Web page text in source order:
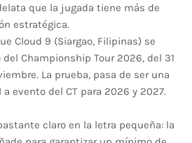
que la jugada tiene más de
estratégica.
Cloud 9 (Siargao, Filipinas) se
Championship Tour 2026, del 31
La prueba, pasa de ser una
evento del CT para 2026 y 2027.
claro en la letra pequeña: la